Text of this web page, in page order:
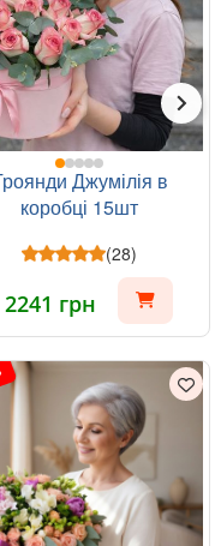
Джумілія в
коробці 15шт
(28)
2241 грн